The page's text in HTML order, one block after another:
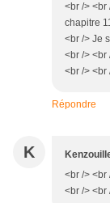
<br /> <br
chapitre
<br /> Je
<br /> <br
<br /> <br
Répondre
K
<br /> <br
<br /> <br